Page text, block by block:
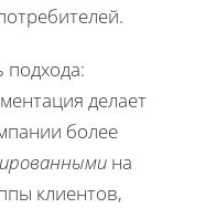
подхода:
делает
более
на
клиентов,